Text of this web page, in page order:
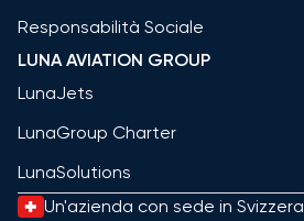
Responsabilità Sociale
LUNA AVIATION GROUP
LunaJets
LunaGroup Charter
LunaSolutions
Un'azienda con sede in Svizzera